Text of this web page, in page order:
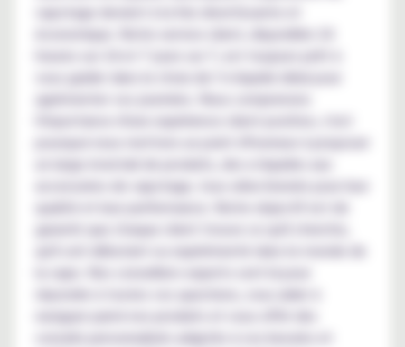
vapotage devient à la fois divertissante et
économique. Notre service client, disponible 24
vous guider dans le choix de l’e-liquide idéal pour
agrémenter vos journées. Nous comprenons
l'importance d'une expérience client positive, c'est
pourquoi nous mettons un point d'honneur à proposer
accessoires de vapotage, tous sélectionnés pour leur
garantir que chaque client trouve ce qu'il cherche,
qu'il soit débutant ou expérimenté dans le monde de
la vape. Nos conseillers experts sont là pour
naviguer parmi nos produits et vous offrir des
conseils personnalisés adaptés à vos besoins et